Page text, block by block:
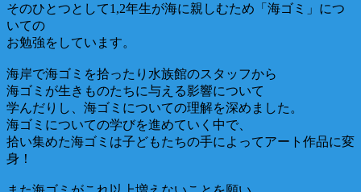
そのひとつとして1,2年生が海に親しむため「海ゴミ」につ
いての
お勉強をしています。
海岸で海ゴミを拾ったり水族館のスタッフから
海ゴミが生きものたちに与える影響について
学んだりし、海ゴミについての理解を深めました。
海ゴミについての学びを進めていく中で、
拾い集めた海ゴミは子どもたちの手によってアート作品に変
身！